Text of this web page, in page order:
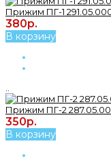
Прижим ПГ-1
380р.
В корзину
Прижим ПГ-2
350р.
В корзину